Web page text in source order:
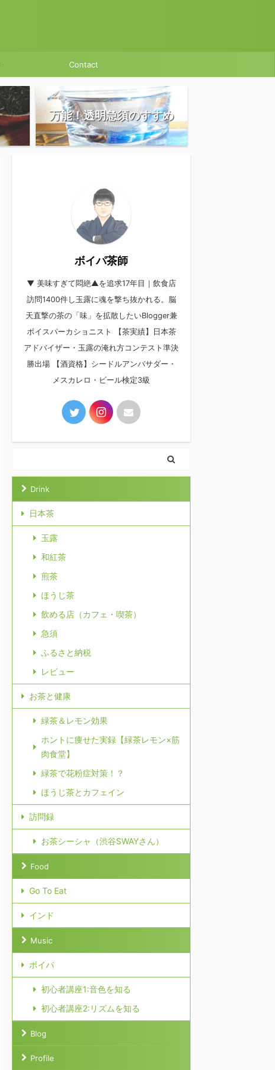
Contact
万能！透明急須のすすめ
ボイパ茶師
▼ 美味すぎて悶絶▲を追求17年目｜飲食店
訪問1400件し玉露に魂を撃ち抜かれる。脳
天直撃の茶の「味」を拡散したいBlogger兼
ボイスパーカショニスト 【茶実績】日本茶
アドバイザー・玉露の淹れ方コンテスト準決
勝出場 【酒資格】シードルアンバサダー・
メスカレロ・ビール検定3級
Drink
日本茶
玉露
和紅茶
煎茶
ほうじ茶
飲める店（カフェ・喫茶）
急須
ふるさと納税
レビュー
お茶と健康
緑茶＆レモン効果
ホントに痩せた実録【緑茶レモン×筋
肉食堂】
緑茶で花粉症対策！？
ほうじ茶とカフェイン
訪問録
お茶シーシャ（渋谷SWAYさん）
Food
Go To Eat
インド
Music
ボイパ
初心者講座1:音色を知る
初心者講座2:リズムを知る
Blog
Profile